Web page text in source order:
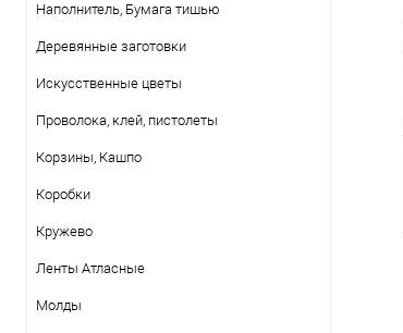
Наполнитель, Бумага тишью
Деревянные заготовки
Искусственные цветы
Проволока, клей, пистолеты
Корзины, Кашпо
Коробки
Кружево
Ленты Атласные
Молды